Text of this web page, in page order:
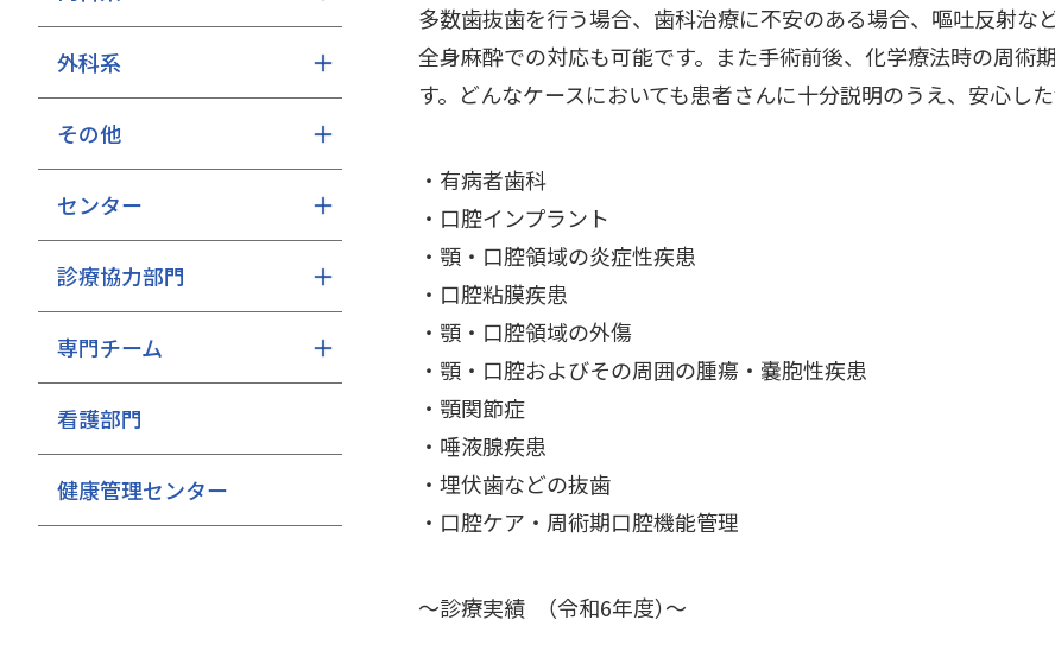
外科系
その他
センター
診療協力部門
専門チーム
看護部門
健康管理センター
多数歯抜歯を行う場合、歯科治療に不安のある場合、嘔吐反射な
全身麻酔での対応も可能です。また手術前後、化学療法時の周術
す。どんなケースにおいても患者さんに十分説明のうえ、安心し
・有病者歯科
・口腔インプラント
・顎・口腔領域の炎症性疾患
・口腔粘膜疾患
・顎・口腔領域の外傷
・顎・口腔およびその周囲の腫瘍・嚢胞性疾患
・顎関節症
・唾液腺疾患
・埋伏歯などの抜歯
・口腔ケア・周術期口腔機能管理
～診療実績 （令和6年度）～